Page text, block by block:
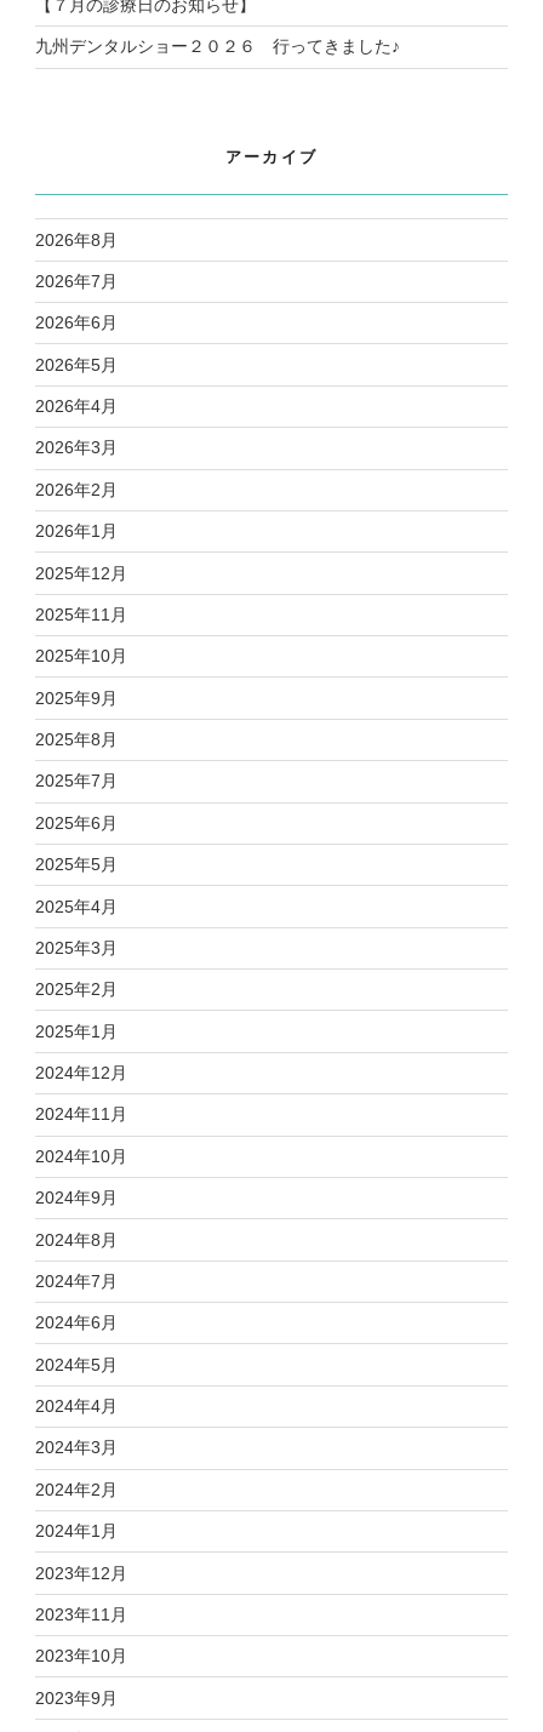
【７月の診療日のお知らせ】
九州デンタルショー２０２６ 行ってきました♪
アーカイブ
2026年8月
2026年7月
2026年6月
2026年5月
2026年4月
2026年3月
2026年2月
2026年1月
2025年12月
2025年11月
2025年10月
2025年9月
2025年8月
2025年7月
2025年6月
2025年5月
2025年4月
2025年3月
2025年2月
2025年1月
2024年12月
2024年11月
2024年10月
2024年9月
2024年8月
2024年7月
2024年6月
2024年5月
2024年4月
2024年3月
2024年2月
2024年1月
2023年12月
2023年11月
2023年10月
2023年9月